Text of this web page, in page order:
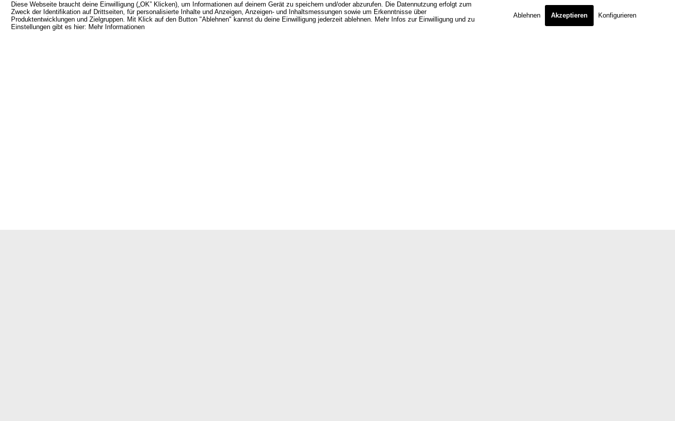
Diese Webseite braucht deine Einwilligung („OK” Klicken), um Informationen auf deinem Gerät zu speichern und/oder abzurufen. Die Datennutzung erfolgt zum
Zweck der Identifikation auf Drittseiten, für personalisierte Inhalte und Anzeigen, Anzeigen- und Inhaltsmessungen sowie um Erkenntnisse über
Produktentwicklungen und Zielgruppen. Mit Klick auf den Button "Ablehnen" kannst du deine Einwilligung jederzeit ablehnen. Mehr Infos zur Einwilligung und zu
Einstellungen gibt es hier: Mehr Informationen
Ablehnen Akzeptieren Konfigurieren